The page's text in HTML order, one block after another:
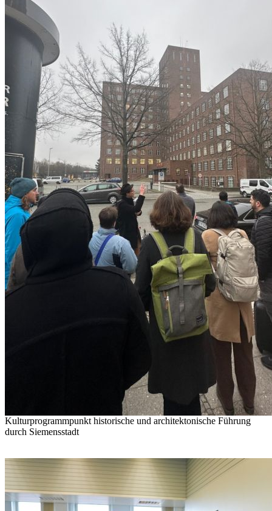
Kulturprogrammpunkt historische und architektonische Führung
durch Siemensstadt